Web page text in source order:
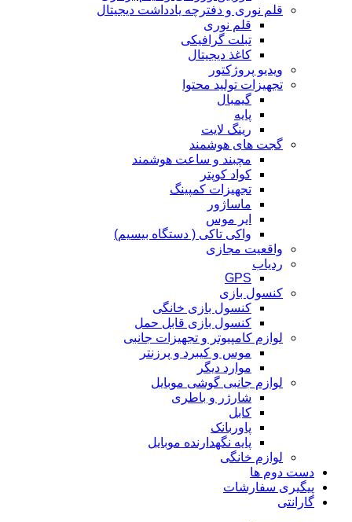
قلم نوری و دفترچه یادداشت دیجیتال
قلم نوری
تبلت گرافیکی
کاغذ دیجیتال
ویدیو پروژکتور
تجهیزات تولید محتوا
گیمبال
پایه
رینگ لایت
گجت های هوشمند
مچبند و ساعت هوشمند
کواد کوپتر
تجهیزات کمپینگ
ماساژور
ایر موس
واکی تاکی ( دستگاه بیسیم)
واقعیت مجازی
ردیاب
GPS
کنسول بازی
کنسول بازی خانگی
کنسول بازی قابل حمل
لوازم کامپیوتر و تجهیزات جانبی
موس و کیبرد و پرزنتر
موارد دیگر
لوازم جانبی گوشی موبایل
شارژر و باطری
کابل
پاوربانک
پایه نگهدارنده موبایل
لوازم خانگی
دست دوم ها
پیگیری سفارشات
گارانتی